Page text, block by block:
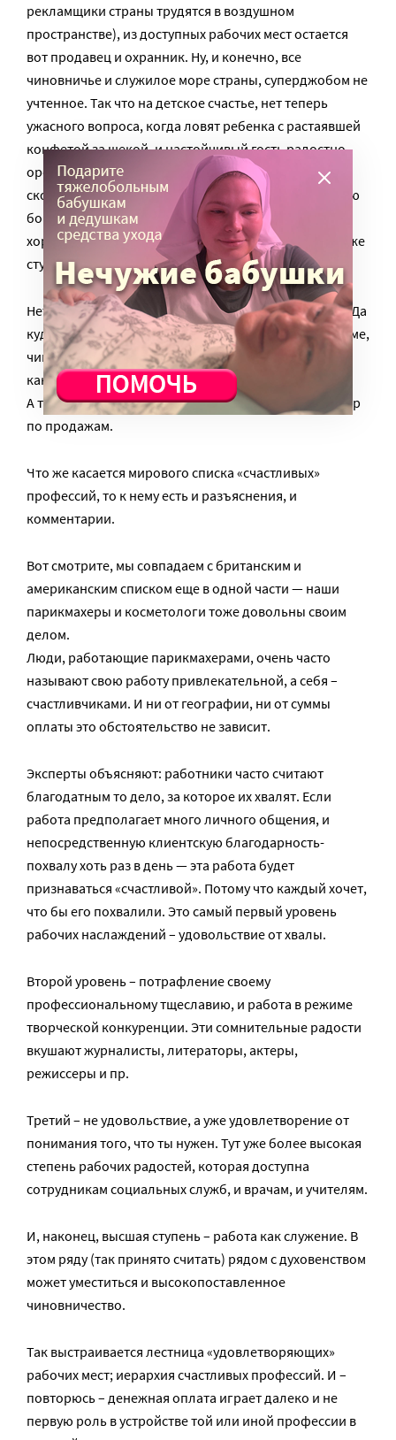
рекламщики страны трудятся в воздушном
пространстве), из доступных рабочих мест остается
вот продавец и охранник. Ну, и конечно, все
чиновничье и служилое море страны, суперджобом не
учтенное. Так что на детское счастье, нет теперь
ужасного вопроса, когда ловят ребенка с растаявшей
конфетой за щекой, и настойчивый гость радостно
орет:«Кем ты хочешь стать?» (а мама в это время
скороговоркой произносит всеобщую утешительную
бормоталку: «Главное, что бы человек вырос
хороший!») – теперь об этом стыдно спрашивать даже
студента последнего курса.
Нет, в сущности, профессий – есть места. Кем стать? Да
куда возьмут, туда и поставят. Может, на радость маме,
чиновником, или таможенником, а может — в офис
какой.
А то всегда есть счастливое место работы – менеджер
по продажам.
Что же касается мирового списка «счастливых»
профессий, то к нему есть и разъяснения, и
комментарии.
Вот смотрите, мы совпадаем с британским и
американским списком еще в одной части — наши
парикмахеры и косметологи тоже довольны своим
делом.
Люди, работающие парикмахерами, очень часто
называют свою работу привлекательной, а себя –
счастливчиками. И ни от географии, ни от суммы
оплаты это обстоятельство не зависит.
Эксперты объясняют: работники часто считают
благодатным то дело, за которое их хвалят. Если
работа предполагает много личного общения, и
непосредственную клиентскую благодарность-
похвалу хоть раз в день — эта работа будет
признаваться «счастливой». Потому что каждый хочет,
что бы его похвалили. Это самый первый уровень
рабочих наслаждений – удовольствие от хвалы.
Второй уровень – потрафление своему
профессиональному тщеславию, и работа в режиме
творческой конкуренции. Эти сомнительные радости
вкушают журналисты, литераторы, актеры,
режиссеры и пр.
Третий – не удовольствие, а уже удовлетворение от
понимания того, что ты нужен. Тут уже более высокая
степень рабочих радостей, которая доступна
сотрудникам социальных служб, и врачам, и учителям.
И, наконец, высшая ступень – работа как служение. В
этом ряду (так принято считать) рядом с духовенством
может уместиться и высокопоставленное
чиновничество.
Так выстраивается лестница «удовлетворяющих»
рабочих мест; иерархия счастливых профессий. И –
повторюсь – денежная оплата играет далеко и не
первую роль в устройстве той или иной профессии в